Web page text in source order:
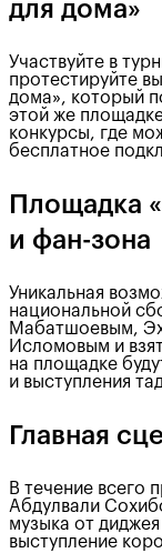
для дома»
Участвуйте в
протестируйте
дома», который
этой же
конкурсы, где
бесплатное
Площадка
и фан-зона
Уникальная
национальной
Мабатшоевым,
Исломовым и
на площадке
и выступления
Главная
В течение всего
Абдулвали
музыка от
выступление